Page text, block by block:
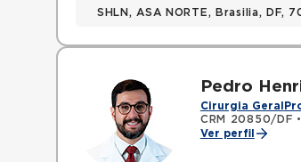
SHLN, ASA NORTE, Brasilia, DF,
Pedro
Cirurgia Geral
CRM 20850/DF •
Ver perfil